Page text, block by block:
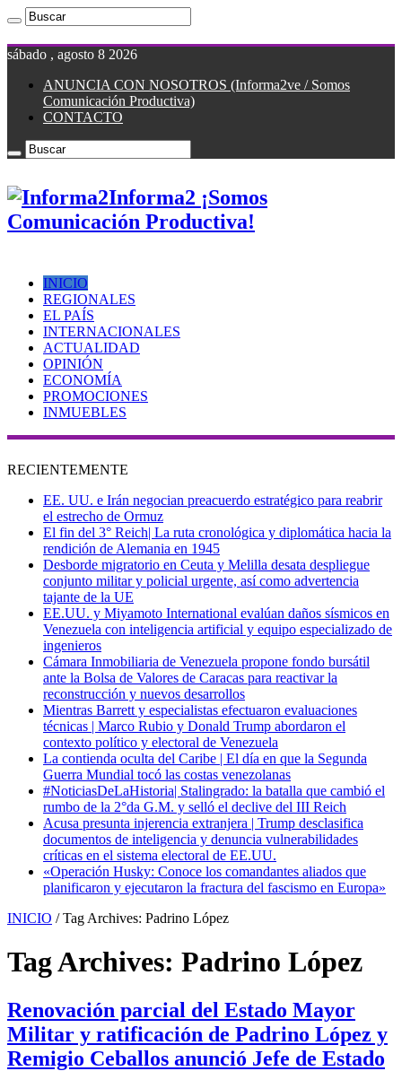
sábado , agosto 8 2026
ANUNCIA CON NOSOTROS (Informa2ve / Somos
Comunicación Productiva)
CONTACTO
Informa2 ¡Somos
Comunicación Productiva!
INICIO
REGIONALES
EL PAÍS
INTERNACIONALES
ACTUALIDAD
OPINIÓN
ECONOMÍA
PROMOCIONES
INMUEBLES
RECIENTEMENTE
EE. UU. e Irán negocian preacuerdo estratégico para reabrir
el estrecho de Ormuz
El fin del 3° Reich| La ruta cronológica y diplomática hacia la
rendición de Alemania en 1945
Desborde migratorio en Ceuta y Melilla desata despliegue
conjunto militar y policial urgente, así como advertencia
tajante de la UE
EE.UU. y Miyamoto International evalúan daños sísmicos en
Venezuela con inteligencia artificial y equipo especializado de
ingenieros
Cámara Inmobiliaria de Venezuela propone fondo bursátil
ante la Bolsa de Valores de Caracas para reactivar la
reconstrucción y nuevos desarrollos
Mientras Barrett y especialistas efectuaron evaluaciones
técnicas | Marco Rubio y Donald Trump abordaron el
contexto político y electoral de Venezuela
La contienda oculta del Caribe | El día en que la Segunda
Guerra Mundial tocó las costas venezolanas
#NoticiasDeLaHistoria| Stalingrado: la batalla que cambió el
rumbo de la 2°da G.M. y selló el declive del III Reich
Acusa presunta injerencia extranjera | Trump desclasifica
documentos de inteligencia y denuncia vulnerabilidades
críticas en el sistema electoral de EE.UU.
«Operación Husky: Conoce los comandantes aliados que
planificaron y ejecutaron la fractura del fascismo en Europa»
INICIO / Tag Archives: Padrino López
Tag Archives: Padrino López
Renovación parcial del Estado Mayor
Militar y ratificación de Padrino López y
Remigio Ceballos anunció Jefe de Estado